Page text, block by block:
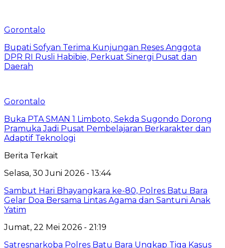
Gorontalo
Bupati Sofyan Terima Kunjungan Reses Anggota
DPR RI Rusli Habibie, Perkuat Sinergi Pusat dan
Daerah
Gorontalo
Buka PTA SMAN 1 Limboto, Sekda Sugondo Dorong
Pramuka Jadi Pusat Pembelajaran Berkarakter dan
Adaptif Teknologi
Berita Terkait
Selasa, 30 Juni 2026 - 13:44
Sambut Hari Bhayangkara ke-80, Polres Batu Bara
Gelar Doa Bersama Lintas Agama dan Santuni Anak
Yatim
Jumat, 22 Mei 2026 - 21:19
Satresnarkoba Polres Batu Bara Ungkap Tiga Kasus